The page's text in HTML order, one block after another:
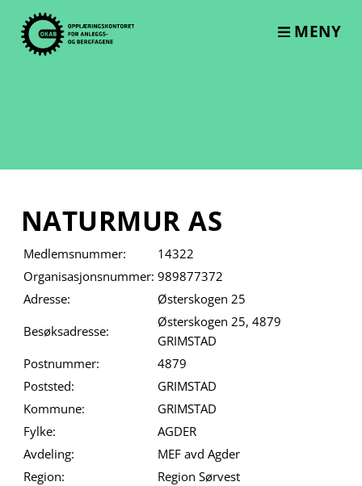
content
MENY
NATURMUR AS
Medlemsnummer:
14322
Organisasjonsnummer: 989877372
Adresse:
Østerskogen 25
Besøksadresse:
Østerskogen 25, 4879
GRIMSTAD
Postnummer:
4879
Poststed:
GRIMSTAD
Kommune:
GRIMSTAD
Fylke:
AGDER
Avdeling:
MEF avd Agder
Region:
Region Sørvest